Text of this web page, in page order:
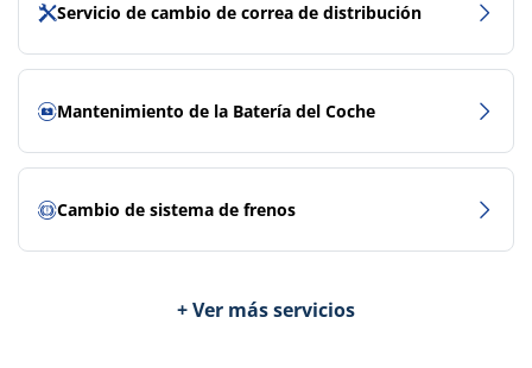
Servicio de cambio de correa de distribución
Mantenimiento de la Batería del Coche
Cambio de sistema de frenos
+ Ver más servicios